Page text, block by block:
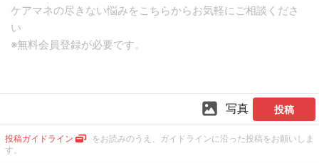
写真 投稿
投稿ガイドライン
をお読みのうえ、ガイドラインに沿った投稿をお願いしま
す。